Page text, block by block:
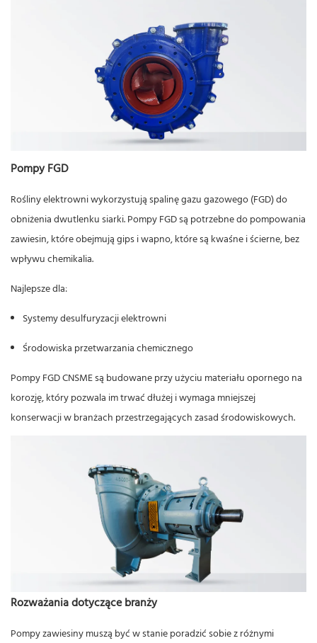
Pompy FGD
Rośliny elektrowni wykorzystują spalinę gazu gazowego (FGD) do
obniżenia dwutlenku siarki. Pompy FGD są potrzebne do pompowania
zawiesin, które obejmują gips i wapno, które są kwaśne i ścierne, bez
wpływu chemikalia.
Najlepsze dla:
Systemy desulfuryzacji elektrowni
Środowiska przetwarzania chemicznego
Pompy FGD CNSMEsą budowane przy użyciu materiału opornego na
korozję, który pozwala im trwać dłużej i wymaga mniejszej
konserwacji w branżach przestrzegających zasad środowiskowych.
Rozważania dotyczące branży
Pompy zawiesiny muszą być w stanie poradzić sobie z różnymi